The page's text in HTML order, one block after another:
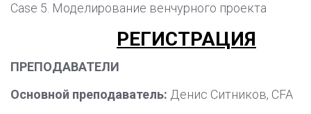
Case 5. Моделирование венчурного проекта
РЕГИСТРАЦИЯ
ПРЕПОДАВАТЕЛИ
Основной преподаватель: Денис Ситников, CFA